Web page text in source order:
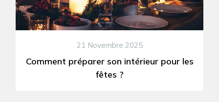
21 Novembre 2025
Comment préparer son intérieur pour les
fêtes ?